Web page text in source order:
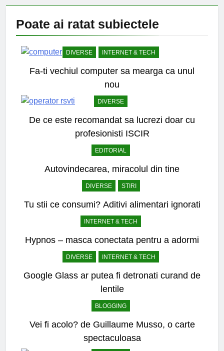
Poate ai ratat subiectele
DIVERSE INTERNET & TECH
Fa-ti vechiul computer sa mearga ca unul
nou
DIVERSE
De ce este recomandat sa lucrezi doar cu
profesionisti ISCIR
EDITORIAL
Autovindecarea, miracolul din tine
DIVERSE STIRI
Tu stii ce consumi? Aditivi alimentari ignorati
INTERNET & TECH
Hypnos – masca conectata pentru a adormi
DIVERSE INTERNET & TECH
Google Glass ar putea fi detronati curand de
lentile
BLOGGING
Vei fi acolo? de Guillaume Musso, o carte
spectaculoasa